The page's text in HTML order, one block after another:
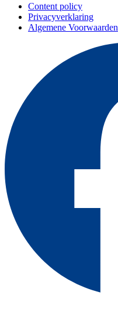
Content policy
Privacyverklaring
Algemene Voorwaarden